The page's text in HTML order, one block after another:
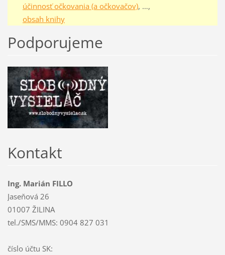
účinnosť očkovania (a očkovačov), …,
obsah knihy
Podporujeme
Kontakt
Ing. Marián FILLO
Jaseňová 26
01007 ŽILINA
tel./SMS/MMS: 0904 827 031
číslo účtu SK: